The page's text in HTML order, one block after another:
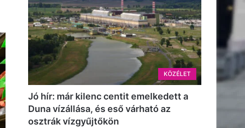
KÖZÉLET
Jó hír: már kilenc centit emelkedett a
Duna vízállása, és eső várható az
osztrák vízgyűjtőkön